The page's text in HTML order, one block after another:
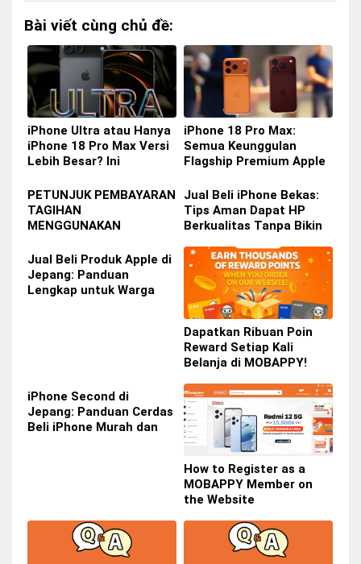
Bài viết cùng chủ đề:
iPhone Ultra atau Hanya
iPhone 18 Pro Max Versi
Lebih Besar? Ini
Anda Ketahui
iPhone 18 Pro Max:
Semua Keunggulan
Flagship Premium Apple
PETUNJUK PEMBAYARAN
TAGIHAN
MENGGUNAKAN
Jual Beli iPhone Bekas:
Tips Aman Dapat HP
Berkualitas Tanpa Bikin
Jual Beli Produk Apple di
Jepang: Panduan
Lengkap untuk Warga
Dapatkan Ribuan Poin
Reward Setiap Kali
Belanja di MOBAPPY!
iPhone Second di
Jepang: Panduan Cerdas
Beli iPhone Murah dan
How to Register as a
MOBAPPY Member on
the Website